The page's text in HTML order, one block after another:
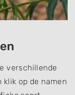
verschillende
klik op de namen